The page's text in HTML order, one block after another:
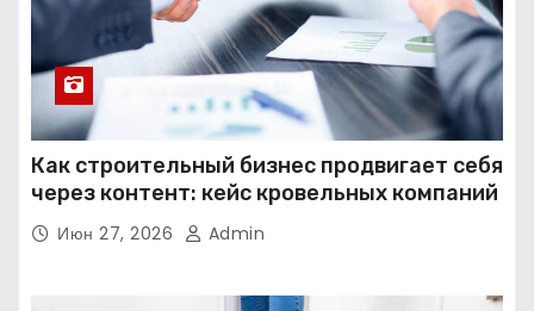
Как строительный бизнес продвигает себя
через контент: кейс кровельных компаний
Июн 27, 2026 Admin